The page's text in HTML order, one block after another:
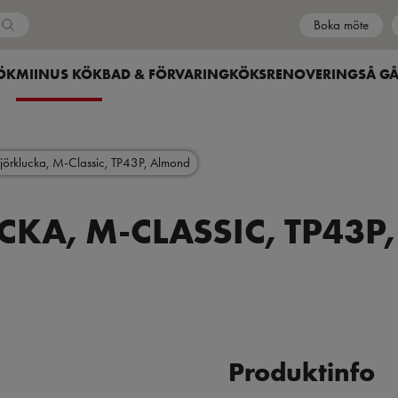
Boka möte
Country
SUBMENU FOR
SHOW SUBMENU FOR
MIINUS KÖKSHOW SUBMENU FOR
BAD & FÖRVARINGSHOW SUBMENU FOR
KÖKSRENOVERINGSÅ
M-Classic, TP43P, Almond
M-CLASSIC,
Produktinfo